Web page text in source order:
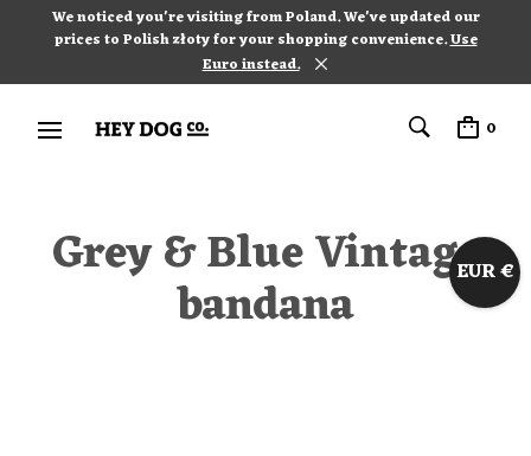
We noticed you're visiting from Poland. We've updated our
prices to Polish złoty for your shopping convenience.Use
Euro instead.
0
Grey & Blue Vintage
bandana EUR €